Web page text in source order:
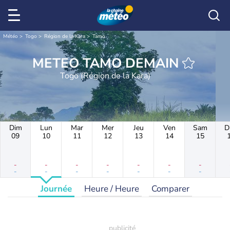
Météo Togo Région de la Kara Tamo
METEO TAMO DEMAIN
Togo (Région de la Kara)
Dim
09
-
-
Lun
10
-
-
Mar
11
-
-
Mer
12
-
-
Jeu
13
-
-
Ven
14
-
-
Sam
15
-
-
Journée Heure / Heure Comparer